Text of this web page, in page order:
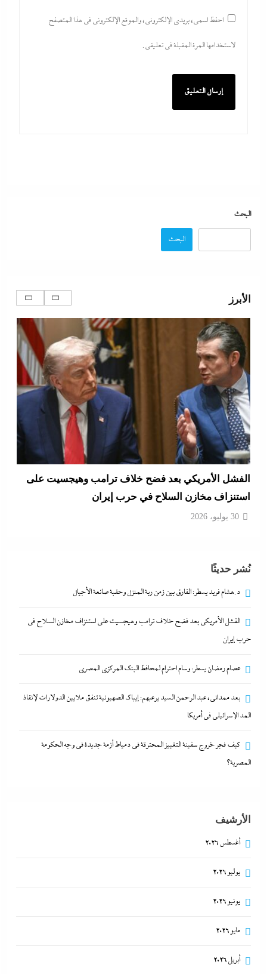
احفظ اسمي، بريدي الإلكتروني، والموقع الإلكتروني في هذا المتصفح
لاستخدامها المرة المقبلة في تعليقي.
البحث
البحث
الأبرز
صانعة الأجيال
30 يوليو، 2026
عصام رمضان يسطر: وسام احترام لمحافظ البنك
المركزى المصري
30 يوليو، 2026
تنفق ملايين الدولارات لإنقاذ المد الإسرائيلي في أمريكا
د.هشام فريد يسطر: الفارق بين زمن ربة المنزل وحقبة
30 يوليو، 2026
نُشر حديثًا
د.هشام فريد يسطر: الفارق بين زمن ربة المنزل وحقبة صانعة الأجيال
الفشل الأمريكي بعد فضح خلاف ترامب وهيجسيت على استنزاف مخازن السلاح في
حرب إيران
عصام رمضان يسطر: وسام احترام لمحافظ البنك المركزى المصري
بعد ممدانى، عبد الرحمن السيد يرعبهم: إيباك الصهيونية تنفق ملايين الدولارات لإنقاذ
المد الإسرائيلي في أمريكا
كيف فجر خروج سفينة التغييز المحترقة في دمياط أزمة جديدة في وجه الحكومة
المصرية؟
الأرشيف
أغسطس 2026
يوليو 2026
يونيو 2026
مايو 2026
أبريل 2026